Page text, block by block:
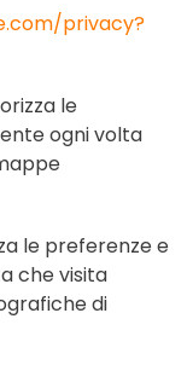
privacy?
le
ogni volta
le preferenze e
che visita
di